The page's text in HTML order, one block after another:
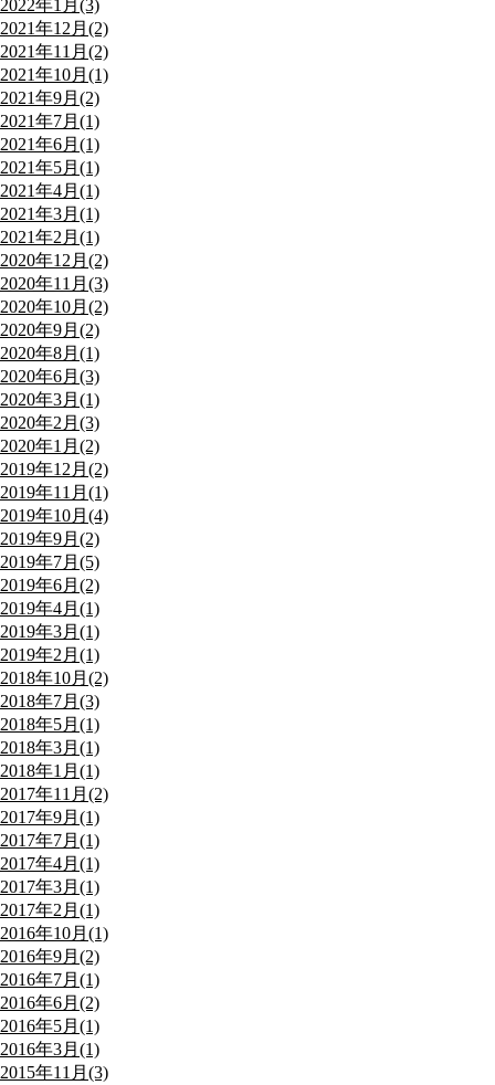
2022年1月(3)
2021年12月(2)
2021年11月(2)
2021年10月(1)
2021年9月(2)
2021年7月(1)
2021年6月(1)
2021年5月(1)
2021年4月(1)
2021年3月(1)
2021年2月(1)
2020年12月(2)
2020年11月(3)
2020年10月(2)
2020年9月(2)
2020年8月(1)
2020年6月(3)
2020年3月(1)
2020年2月(3)
2020年1月(2)
2019年12月(2)
2019年11月(1)
2019年10月(4)
2019年9月(2)
2019年7月(5)
2019年6月(2)
2019年4月(1)
2019年3月(1)
2019年2月(1)
2018年10月(2)
2018年7月(3)
2018年5月(1)
2018年3月(1)
2018年1月(1)
2017年11月(2)
2017年9月(1)
2017年7月(1)
2017年4月(1)
2017年3月(1)
2017年2月(1)
2016年10月(1)
2016年9月(2)
2016年7月(1)
2016年6月(2)
2016年5月(1)
2016年3月(1)
2015年11月(3)